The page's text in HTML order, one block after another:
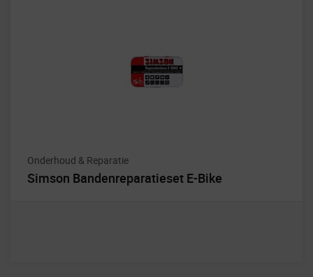
Onderhoud & Reparatie
Simson Bandenreparatieset E-Bike